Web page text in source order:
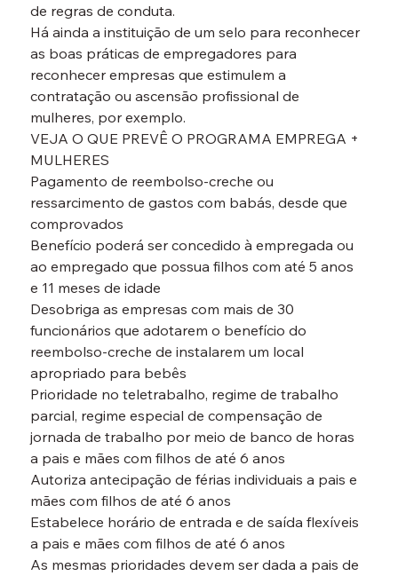
de regras de conduta.
Há ainda a instituição de um selo para reconhecer
as boas práticas de empregadores para
reconhecer empresas que estimulem a
contratação ou ascensão profissional de
mulheres, por exemplo.
VEJA O QUE PREVÊ O PROGRAMA EMPREGA +
MULHERES
Pagamento de reembolso-creche ou
ressarcimento de gastos com babás, desde que
comprovados
Benefício poderá ser concedido à empregada ou
ao empregado que possua filhos com até 5 anos
e 11 meses de idade
Desobriga as empresas com mais de 30
funcionários que adotarem o benefício do
reembolso-creche de instalarem um local
apropriado para bebês
Prioridade no teletrabalho, regime de trabalho
parcial, regime especial de compensação de
jornada de trabalho por meio de banco de horas
a pais e mães com filhos de até 6 anos
Autoriza antecipação de férias individuais a pais e
mães com filhos de até 6 anos
Estabelece horário de entrada e de saída flexíveis
a pais e mães com filhos de até 6 anos
As mesmas prioridades devem ser dada a pais de